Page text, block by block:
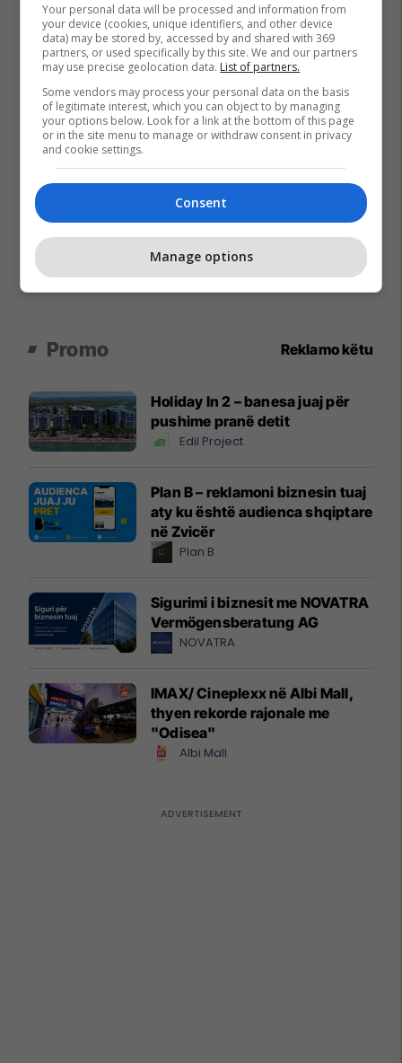
Promo Reklamo këtu
Holiday In 2 – banesa juaj për
pushime pranë detit
Edil Project
Plan B – reklamoni biznesin tuaj
aty ku është audienca shqiptare
në Zvicër
Plan B
Sigurimi i biznesit me NOVATRA
Vermögensberatung AG
NOVATRA
IMAX/ Cineplexx në Albi Mall,
thyen rekorde rajonale me
"Odisea"
Albi Mall
Your personal data will be processed and information from
your device (cookies, unique identifiers, and other device
data) may be stored by, accessed by and shared with 369
partners, or used specifically by this site. We and our partners
may use precise geolocation data. List of partners.
Some vendors may process your personal data on the basis
of legitimate interest, which you can object to by managing
your options below. Look for a link at the bottom of this page
or in the site menu to manage or withdraw consent in privacy
and cookie settings.
Consent
Manage options